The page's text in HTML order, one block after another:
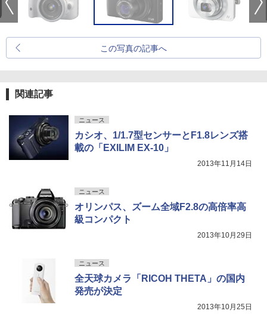
この写真の記事へ
関連記事
ニュース
カシオ、1/1.7型センサーとF1.8レンズ搭
載の「EXILIM EX-10」
2013年11月14日
ニュース
オリンパス、ズーム全域F2.8の高倍率高
級コンパクト
2013年10月29日
ニュース
全天球カメラ「RICOH THETA」の国内
発売が決定
2013年10月25日